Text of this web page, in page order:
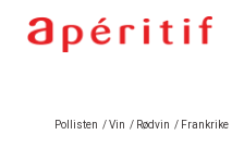
Pollisten /Vin / Rødvin / Frankrike